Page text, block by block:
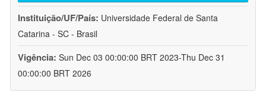
Instituição/UF/País: Universidade Federal de Santa
Catarina - SC - Brasil
Vigência: Sun Dec 03 00:00:00 BRT 2023-Thu Dec 31
00:00:00 BRT 2026